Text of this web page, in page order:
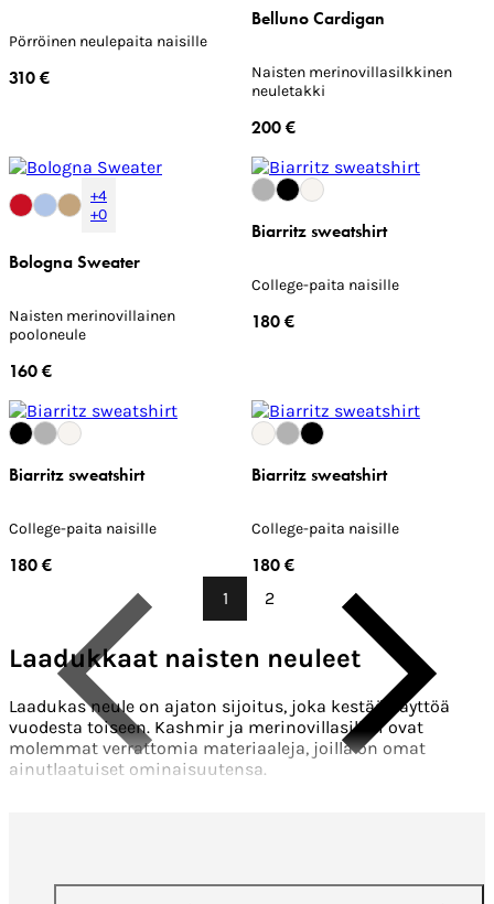
Pörröinen neulepaita naisille
310 €
Belluno Cardigan
Naisten merinovillasilkkinen
neuletakki
200 €
+4
+0
Bologna Sweater
Naisten merinovillainen
pooloneule
160 €
Biarritz sweatshirt
College-paita naisille
180 €
Biarritz sweatshirt
College-paita naisille
180 €
Biarritz sweatshirt
College-paita naisille
180 €
1 2
Seuraava
Laadukkaat naisten neuleet
Laadukas neule on ajaton sijoitus, joka kestää käyttöä
vuodesta toiseen. Kashmir ja merinovillasilkki ovat
molemmat verrattomia materiaaleja, joilla on omat
ainutlaatuiset ominaisuutensa.
neuleesi säilyttää muotonsa ja pehmeytensä pitkään.